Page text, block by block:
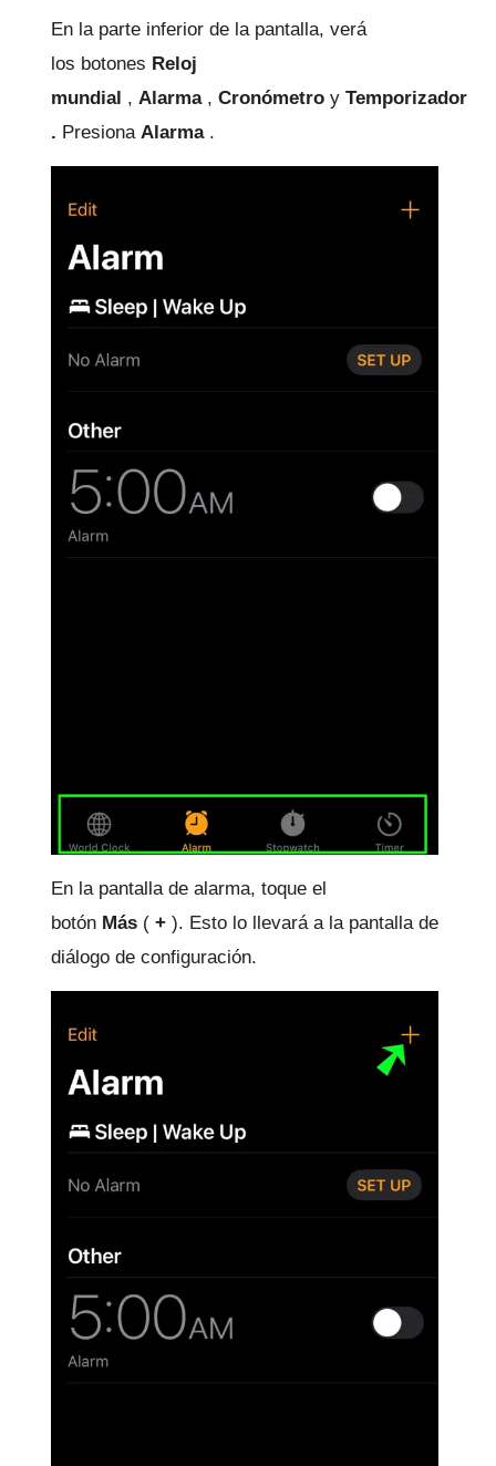
En la parte inferior de la pantalla, verá
los botones Reloj
mundial , Alarma, Cronómetro y Temporizador
. Presiona Alarma.
En la pantalla de alarma, toque el
botón Más ( + ). Esto lo llevará a la pantalla de
diálogo de configuración.